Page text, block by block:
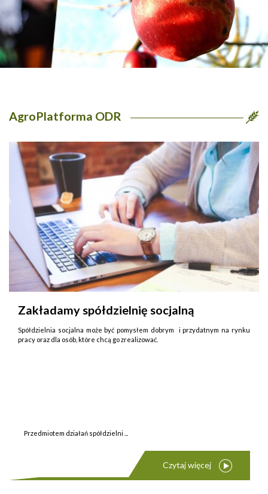
AgroPlatforma ODR
Zakładamy spółdzielnię socjalną
Spółdzielnia socjalna może być pomysłem dobrym i przydatnym na rynku
pracy oraz dla osób, które chcą go zrealizować.
Przedmiotem działań spółdzielni ...
Czytaj więcej